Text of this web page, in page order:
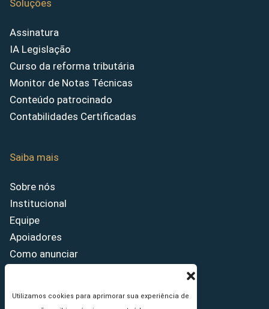
Utilizamos cookies para aprimorar sua experiência de
Soluções
Assinatura
IA Legislação
Curso da reforma tributária
Monitor de Notas Técnicas
Conteúdo patrocinado
Contabilidades Certificadas
Saiba mais
Sobre nós
Institucional
Equipe
Apoiadores
Como anunciar